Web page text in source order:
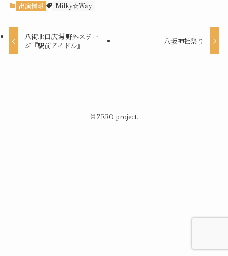
出演情報 Milky☆Way
八街北口広場 野外ステー
ジ『駅前アイドル』
八坂神社祭り
©ZERO project.